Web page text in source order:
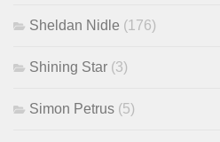
Sheldan Nidle (176)
Shining Star (3)
Simon Petrus (5)